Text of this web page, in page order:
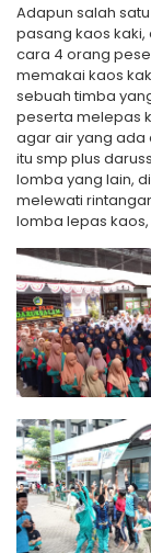
Adapun salah
pasang kaos
cara 4 orang
memakai kaos
sebuah timba
peserta melepas
agar air yang ada
itu smp plus
lomba yang lain,
melewati
lomba lepas